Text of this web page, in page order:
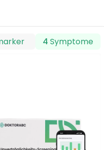
4 Symptome